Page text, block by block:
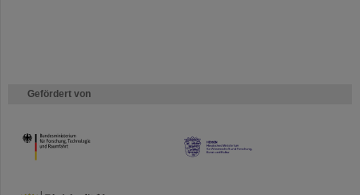
Gefördert von
HMWK